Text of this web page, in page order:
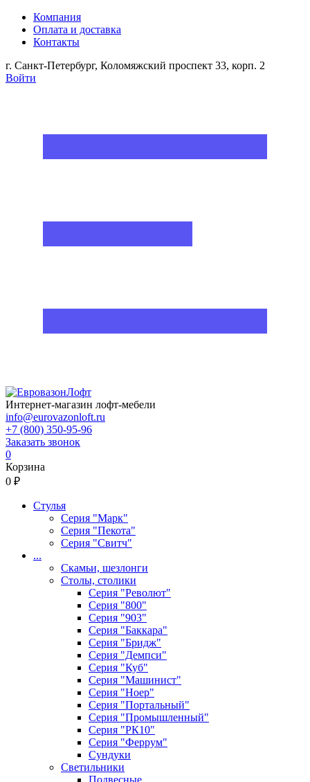
Компания
Оплата и доставка
Контакты
г. Санкт-Петербург, Коломяжский проспект 33, корп. 2
Войти
Интернет-магазин лофт-мебели
info@eurovazonloft.ru
+7 (800) 350-95-96
Заказать звонок
0
Корзина
0 ₽
Стулья
Серия "Марк"
Серия "Пекота"
Серия "Свитч"
...
Скамьи, шезлонги
Столы, столики
Серия "Револют"
Серия "800"
Серия "903"
Серия "Баккара"
Серия "Бридж"
Серия "Демпси"
Серия "Куб"
Серия "Машинист"
Серия "Ноер"
Серия "Портальный"
Серия "Промышленный"
Серия "РК10"
Серия "Феррум"
Сундуки
Светильники
Подвесные